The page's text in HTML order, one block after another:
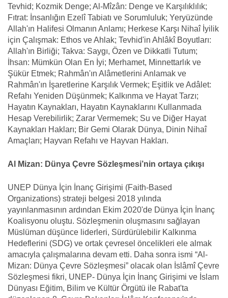
Tevhid; Kozmik Denge; Al-Mîzân: Denge ve Karşılıklılık;
Fıtrat: İnsanlığın Ezelî Tabiatı ve Sorumluluk; Yeryüzünde
Allah'ın Halifesi Olmanın Anlamı; Herkese Karşı Nihaî İyilik
için Çalışmak: Ethos ve Ahlak; Tevhid'in Ahlâkî Boyutları:
Allah'ın Birliği; Takva: Saygı, Özen ve Dikkatli Tutum;
İhsan: Mümkün Olan En İyi; Merhamet, Minnettarlık ve
Şükür Etmek; Rahmân'ın Alâmetlerini Anlamak ve
Rahmân'ın İşaretlerine Karşılık Vermek; Eşitlik ve Adâlet:
Refahı Yeniden Düşünmek; Kalkınma ve Hayat Tarzı;
Hayatın Kaynakları, Hayatın Kaynaklarını Kullanmada
Hesap Verebilirlik; Zarar Vermemek; Su ve Diğer Hayat
Kaynakları Hakları; Bir Gemi Olarak Dünya, Dinin Nihaî
Amaçları; Hayvan Refahı ve Hayvan Hakları.
Al Mizan: Dünya Çevre Sözleşmesi’nin ortaya çıkışı
UNEP Dünya İçin İnanç Girişimi (Faith-Based
Organizations) strateji belgesi 2018 yılında
yayınlanmasının ardından Ekim 2020'de Dünya İçin İnanç
Koalisyonu oluştu. Sözleşmenin oluşmasını sağlayan
Müslüman düşünce liderleri, Sürdürülebilir Kalkınma
Hedeflerini (SDG) ve ortak çevresel öncelikleri ele almak
amacıyla çalışmalarına devam etti. Daha sonra ismi “Al-
Mizan: Dünya Çevre Sözleşmesi” olacak olan İslâmî Çevre
Sözleşmesi fikri, UNEP- Dünya İçin İnanç Girişimi ve İslam
Dünyası Eğitim, Bilim ve Kültür Örgütü ile Rabat'ta